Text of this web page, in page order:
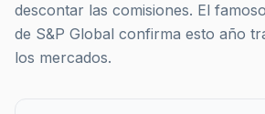
descontar las comisiones. El
de S&P Global confirma esto año
los mercados.